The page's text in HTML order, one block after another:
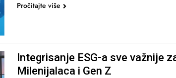
Pročitajte više
Integrisanje ESG-a sve važnije
Milenijalaca i Gen Z